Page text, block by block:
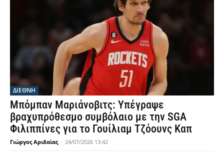
ΔΙΕΘΝΗ
Μπόμπαν Μαριάνοβιτς: Υπέγραψε
βραχυπρόθεσμο συμβόλαιο με την SGA
Φιλιππίνες για το Γουίλιαμ Τζόουνς Καπ
Γιώργος Αριδαίας - 24/07/2026 13:42